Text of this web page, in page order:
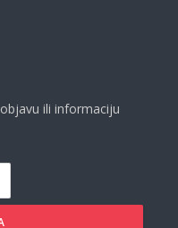
ili informaciju